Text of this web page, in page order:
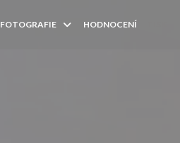
FOTOGRAFIE HODNOCENÍ